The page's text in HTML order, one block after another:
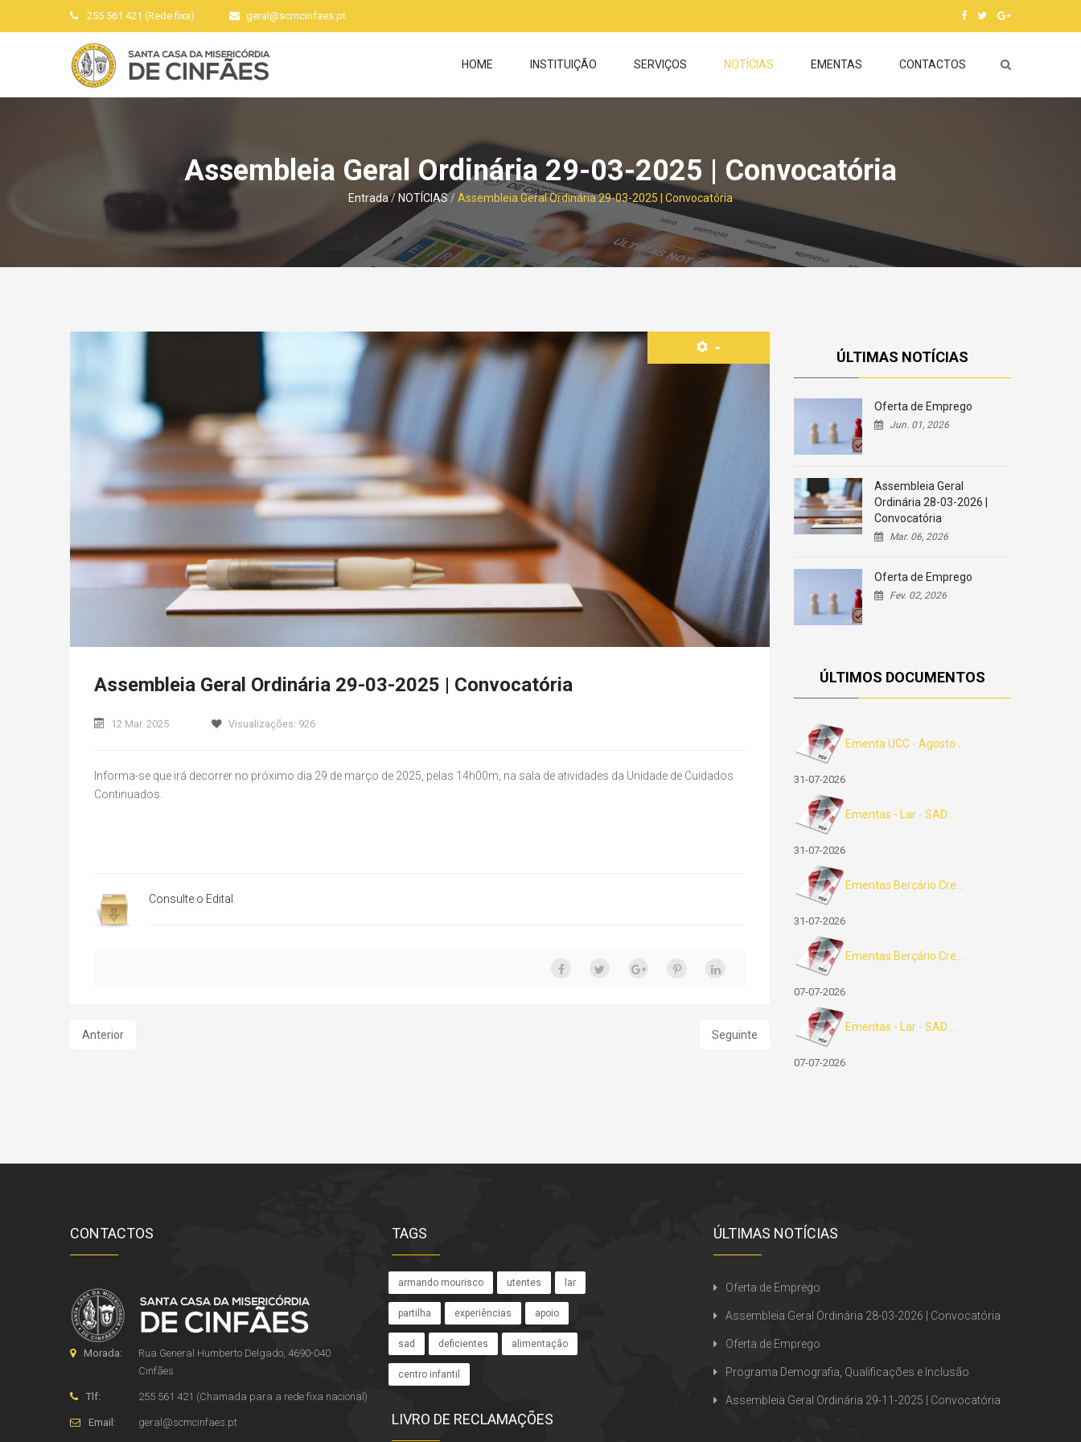
255 561 421 (Rede fixa) geral @scmcinfaes.pt
HOME INSTITUIÇÃO SERVIÇOS NOTÍCIAS EMENTAS CONTACTOS
Assembleia Geral Ordinária 29-03-2025 | Convocatória
Entrada NOTÍCIAS Assembleia Geral Ordinária 29-03-2025 | Convocatória
Assembleia Geral Ordinária 29-03-2025 | Convocatória
12 Mar. 2025 Visualizações: 926
Informa-se que irá decorrer no próximo dia 29 de março de 2025, pelas 14h00m, na sala de atividades da Unidade de Cuidados
Continuados.
Consulte o Edital
Anterior Seguinte
ÚLTIMAS NOTÍCIAS
Oferta de Emprego
Jun. 01, 2026
Assembleia Geral
Ordinária 28-03-2026 |
Convocatória
Mar. 06, 2026
Oferta de Emprego
Fev. 02, 2026
ÚLTIMOS DOCUMENTOS
Ementa UCC - Agosto ...
31-07-2026
Ementas - Lar - SAD ...
31-07-2026
Ementas Berçário Cre...
31-07-2026
Ementas Berçário Cre...
07-07-2026
Ementas - Lar - SAD ...
07-07-2026
CONTACTOS
Morada:
Rua General Humberto Delgado, 4690-040
Cinfães
Tlf: 255 561 421 (Chamada para a rede fixa nacional)
Email: geral @scmcinfaes.pt
TAGS
armando mourisco utentes lar
partilha experiências apoio
sad deficientes alimentação
centro infantil
LIVRO DE RECLAMAÇÕES
ÚLTIMAS NOTÍCIAS
Oferta de Emprego
Assembleia Geral Ordinária 28-03-2026 | Convocatória
Oferta de Emprego
Programa Demografia, Qualificações e Inclusão
Assembleia Geral Ordinária 29-11-2025 | Convocatória